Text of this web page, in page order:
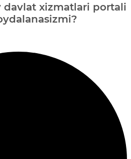
davlat xizmatlari portali